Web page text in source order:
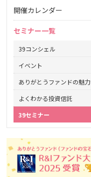
開催カレンダー
セミナー一覧
39コンシェル
イベント
ありがとうファンドの魅力
よくわかる投資信託
39セミナー